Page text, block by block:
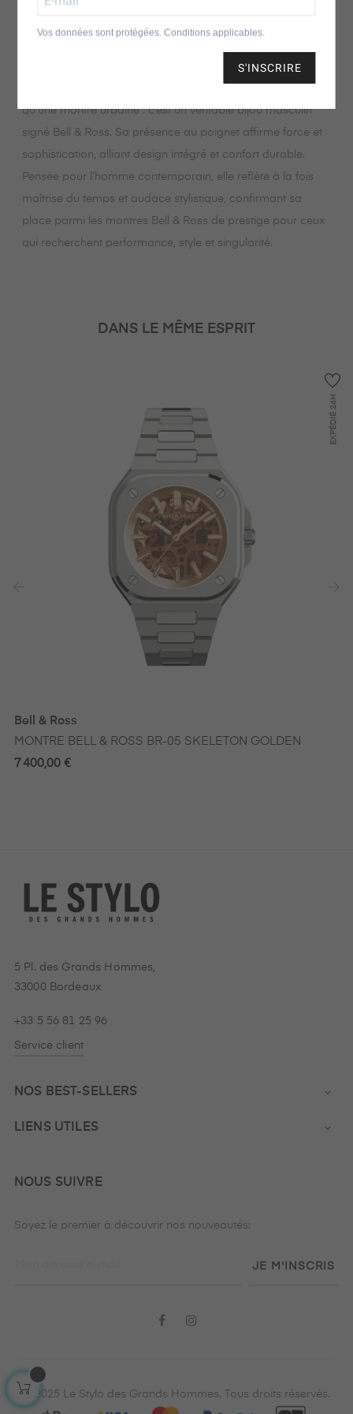
français, faisant de la BR-05 une montre homme luxe
idéale pour la vie quotidienne ou les aventures urbaines.
qu’une montre urbaine : c’est un véritable bijou masculin
signé Bell & Ross. Sa présence au poignet affirme force et
sophistication, alliant design intégré et confort durable.
Pensée pour l’homme contemporain, elle reflète à la fois
maîtrise du temps et audace stylistique, confirmant sa
place parmi les montres Bell & Ross de prestige pour ceux
qui recherchent performance, style et singularité.
DANS LE MÊME ESPRIT
EXPÉDIÉ
24H
Bell & Ross
MONTRE BELL & ROSS BR-05 SKELETON GOLDEN
7 400,00 €
5 Pl. des Grands Hommes,
33000 Bordeaux
+33 5 56 81 25 96
Service client
NOS BEST-SELLERS 
LIENS UTILES 
NOUS SUIVRE
Soyez le premier à découvrir nos nouveautés:
JE M'INSCRIS
Facebook
© 2025 Le Stylo des Grands Hommes. Tous droits réservés.
Vos données sont protégées. Conditions applicables.
S'INSCRIRE